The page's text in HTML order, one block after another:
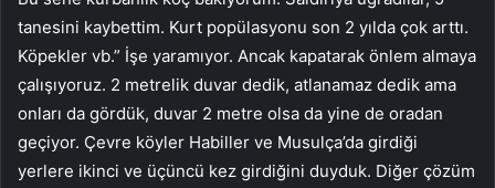
tanesini kaybettim. Kurt popülasyonu son 2 yılda çok arttı.
Köpekler vb.” İşe yaramıyor. Ancak kapatarak önlem almaya
çalışıyoruz. 2 metrelik duvar dedik, atlanamaz dedik ama
onları da gördük, duvar 2 metre olsa da yine de oradan
geçiyor. Çevre köyler Habiller ve Musulça’da girdiği
yerlere ikinci ve üçüncü kez girdiğini duyduk. Diğer çözüm